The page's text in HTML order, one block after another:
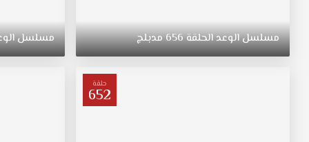
مسلسلالوعدالحلقة656مدبلج مسلسل
حلقة
652